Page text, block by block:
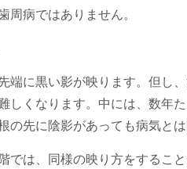
周病ではありません。
端に黒い影が映ります。但し
しくなります。中には、数年
の先に陰影があっても病気と
では、同様の映り方をするこ